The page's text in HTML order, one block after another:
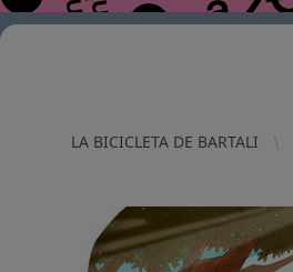
LA BICICLETA DE BARTALI